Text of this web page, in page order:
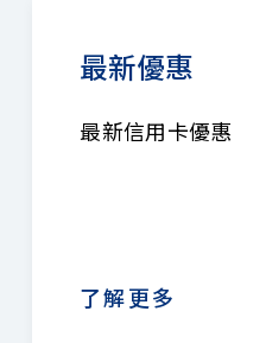
最新優惠
最新信用卡優惠
了解更多